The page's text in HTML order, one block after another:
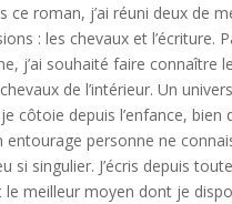
ce roman, j’ai réuni deux de
: les chevaux et l’écriture.
j’ai souhaité faire connaître
de l’intérieur. Un
côtoie depuis l’enfance, bien
entourage personne ne
si singulier. J’écris depuis
le meilleur moyen dont je